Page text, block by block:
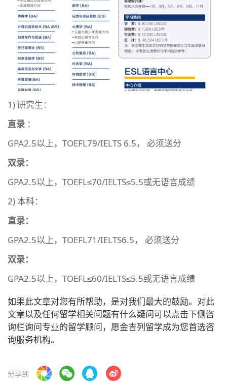
1) 研究生：
直录 ：
GPA2.5以上，TOEFL79/IELTS 6.5， 必须送分
双录：
GPA2.5以上，TOEFL≤70/IELTS≤5.5或无语言成绩
2) 本科：
直录：
GPA2.5以上，TOEFL71/IELTS6.5， 必须送分
双录：
GPA2.5以上，TOEFL≤60/IELTS≤5.5或无语言成绩
如果此文章对您有所帮助，是对我们最大的鼓励。对此
文章以及任何留学相关问题有什么疑问可以点击下侧咨
询栏询问专业的留学顾问，愿金吉列留学成为您首选咨
询服务机构。
分享到